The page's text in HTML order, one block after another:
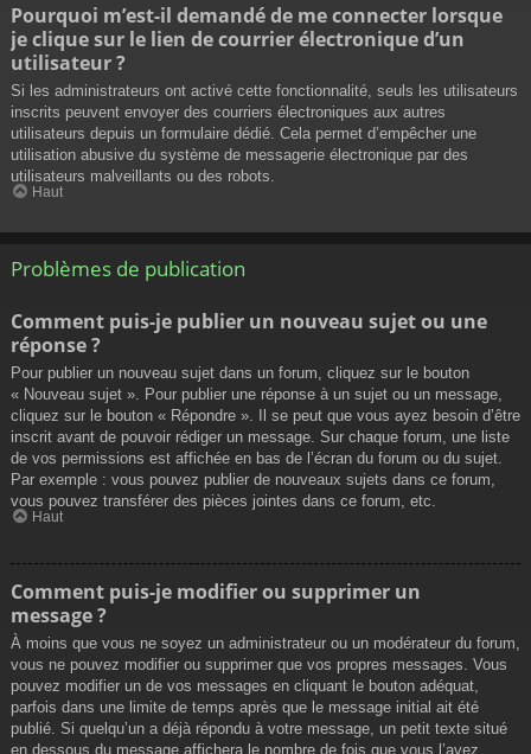
Pourquoi m’est-il demandé de me connecter lorsque
je clique sur le lien de courrier électronique d’un
utilisateur ?
Si les administrateurs ont activé cette fonctionnalité, seuls les utilisateurs
inscrits peuvent envoyer des courriers électroniques aux autres
utilisateurs depuis un formulaire dédié. Cela permet d’empêcher une
utilisation abusive du système de messagerie électronique par des
utilisateurs malveillants ou des robots.
Haut
Problèmes de publication
Comment puis-je publier un nouveau sujet ou une
réponse ?
Pour publier un nouveau sujet dans un forum, cliquez sur le bouton
« Nouveau sujet ». Pour publier une réponse à un sujet ou un message,
cliquez sur le bouton « Répondre ». Il se peut que vous ayez besoin d’être
inscrit avant de pouvoir rédiger un message. Sur chaque forum, une liste
de vos permissions est affichée en bas de l’écran du forum ou du sujet.
Par exemple : vous pouvez publier de nouveaux sujets dans ce forum,
vous pouvez transférer des pièces jointes dans ce forum, etc.
Haut
Comment puis-je modifier ou supprimer un
message ?
À moins que vous ne soyez un administrateur ou un modérateur du forum,
vous ne pouvez modifier ou supprimer que vos propres messages. Vous
pouvez modifier un de vos messages en cliquant le bouton adéquat,
parfois dans une limite de temps après que le message initial ait été
publié. Si quelqu’un a déjà répondu à votre message, un petit texte situé
en dessous du message affichera le nombre de fois que vous l’avez